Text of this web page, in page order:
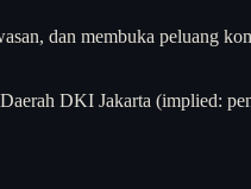
dan membuka peluang
DKI Jakarta (implied: